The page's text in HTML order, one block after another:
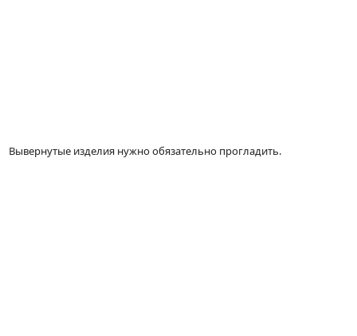
Вывернутые изделия нужно обязательно прогладить.